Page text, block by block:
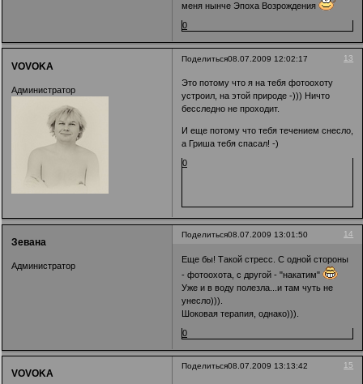
меня нынче Эпоха Возрождения
0
Поделиться 13
08.07.2009 12:02:17
VOVOKA
Администратор
Это потому что я на тебя фотоохоту
устроил, на этой природе -))) Ничто
бесследно не проходит.
И еще потому что тебя течением снесло,
а Гриша тебя спасал! -)
0
Поделиться 14
08.07.2009 13:01:50
Зевана
Администратор
Еще бы! Такой стресс. С одной стороны
- фотоохота, с другой - "накатим"
Уже и в воду полезла...и там чуть не
унесло))).
Шоковая терапия, однако))).
0
Поделиться 15
08.07.2009 13:13:42
VOVOKA